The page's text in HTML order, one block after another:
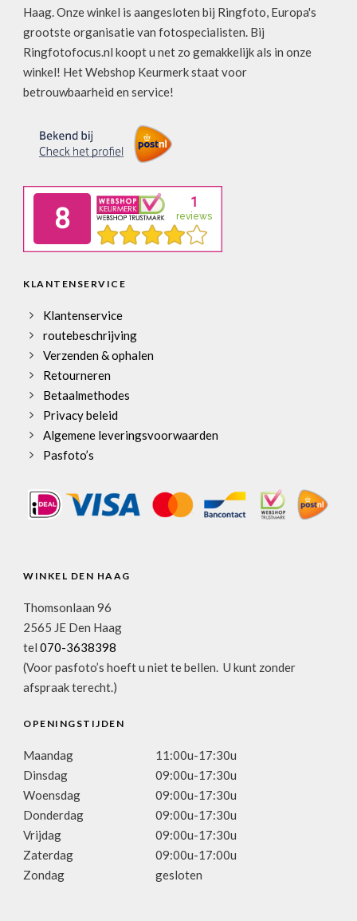
Haag. Onze winkel is aangesloten bij Ringfoto, Europa's
grootste organisatie van fotospecialisten. Bij
Ringfotofocus.nl koopt u net zo gemakkelijk als in onze
winkel! Het Webshop Keurmerk staat voor
betrouwbaarheid en service!
KLANTENSERVICE
Klantenservice
routebeschrijving
Verzenden & ophalen
Retourneren
Betaalmethodes
Privacy beleid
Algemene leveringsvoorwaarden
Pasfoto’s
WINKEL DEN HAAG
Thomsonlaan 96
2565 JE Den Haag
tel 070-3638398
(Voor pasfoto’s hoeft u niet te bellen. U kunt zonder
afspraak terecht.)
OPENINGSTIJDEN
Maandag
11:00u-17:30u
Dinsdag
09:00u-17:30u
Woensdag
09:00u-17:30u
Donderdag
09:00u-17:30u
Vrijdag
09:00u-17:30u
Zaterdag
09:00u-17:00u
Zondag
gesloten